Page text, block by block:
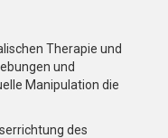
Therapie und
und
Manipulation die
des